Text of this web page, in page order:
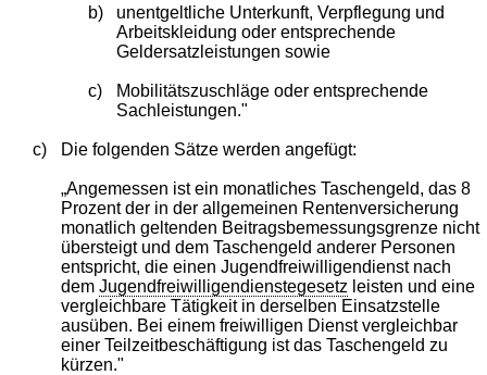
b)
unentgeltliche Unterkunft, Verpflegung und
Arbeitskleidung oder entsprechende
Geldersatzleistungen sowie
c)
Mobilitätszuschläge oder entsprechende
Sachleistungen."
c) Die folgenden Sätze werden angefügt:
„Angemessen ist ein monatliches Taschengeld, das 8
Prozent der in der allgemeinen Rentenversicherung
monatlich geltenden Beitragsbemessungsgrenze nicht
übersteigt und dem Taschengeld anderer Personen
entspricht, die einen Jugendfreiwilligendienst nach
dem Jugendfreiwilligendienstegesetz leisten und eine
vergleichbare Tätigkeit in derselben Einsatzstelle
ausüben. Bei einem freiwilligen Dienst vergleichbar
einer Teilzeitbeschäftigung ist das Taschengeld zu
kürzen."